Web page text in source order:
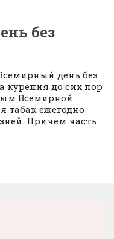
без
день без
курения до сих пор
Всемирной
табак ежегодно
Причем часть